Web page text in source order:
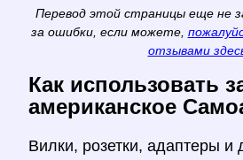
Перевод этой страницы еще не
за ошибки, если можете,
отзывами
Как использовать
американское
Вилки, розетки, адаптеры и